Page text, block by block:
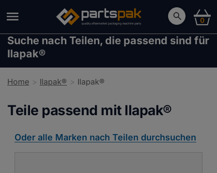
0
Suche nach Teilen, die passend sind für
Ilapak®
Home Ilapak® Ilapak®
Teile passend mit Ilapak®
Oder alle Marken nach Teilen durchsuchen